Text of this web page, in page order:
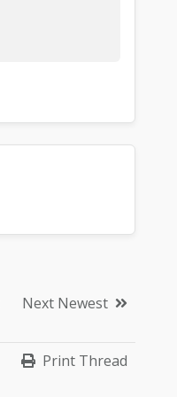
Next Newest
Print Thread